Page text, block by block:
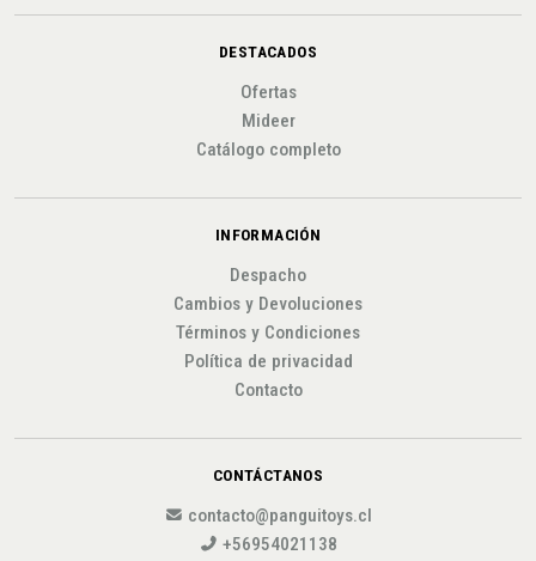
DESTACADOS
Ofertas
Mideer
Catálogo completo
INFORMACIÓN
Despacho
Cambios y Devoluciones
Términos y Condiciones
Política de privacidad
Contacto
CONTÁCTANOS
contacto@panguitoys.cl
+56954021138